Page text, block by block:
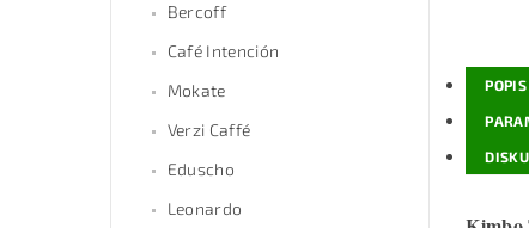
Bercoff
Café Intención
Mokate
Verzi Caffé
Eduscho
Leonardo
POPIS